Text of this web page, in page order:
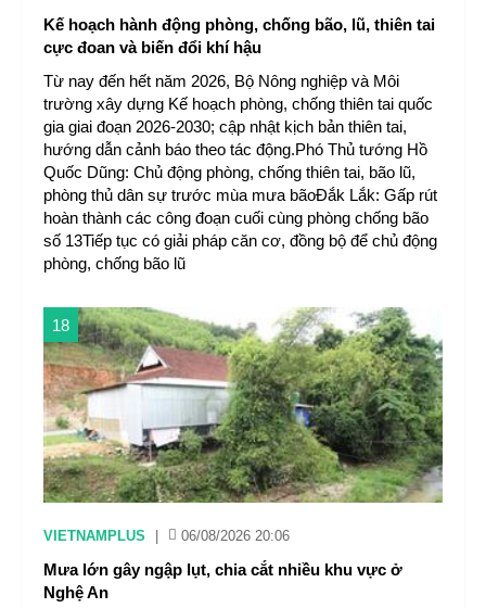
Kế hoạch hành động phòng, chống bão, lũ, thiên tai
cực đoan và biến đổi khí hậu
Từ nay đến hết năm 2026, Bộ Nông nghiệp và Môi
trường xây dựng Kế hoạch phòng, chống thiên tai quốc
gia giai đoạn 2026-2030; cập nhật kịch bản thiên tai,
hướng dẫn cảnh báo theo tác động.Phó Thủ tướng Hồ
Quốc Dũng: Chủ động phòng, chống thiên tai, bão lũ,
phòng thủ dân sự trước mùa mưa bãoĐắk Lắk: Gấp rút
hoàn thành các công đoạn cuối cùng phòng chống bão
số 13Tiếp tục có giải pháp căn cơ, đồng bộ để chủ động
phòng, chống bão lũ
18
VIETNAMPLUS 06/08/2026 20:06
Mưa lớn gây ngập lụt, chia cắt nhiều khu vực ở
Nghệ An